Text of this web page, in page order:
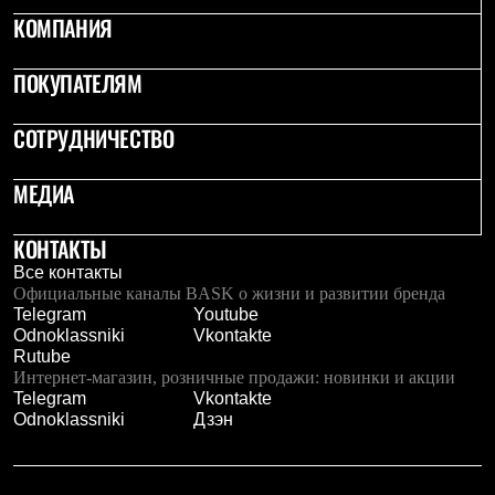
Теплое термобелье
Легкое термобелье
Лёгкая одежда
Рубашки
Толстовки
Брюки
Шорты
Утепленная пухом
Куртки
Брюки
Жилеты
Утепленная синтетикой
Куртки
Брюки
Штормовая одежда
Куртки
Софтшелл одежда
Брюки
КОМПАНИЯ
ПОКУПАТЕЛЯМ
СОТРУДНИЧЕСТВО
МЕДИА
КОНТАКТЫ
Все контакты
Официальные каналы BASK о жизни и развитии бренда
Telegram
Youtube
Odnoklassniki
Vkontakte
Rutube
Интернет-магазин, розничные продажи: новинки и акции
Telegram
Vkontakte
Odnoklassniki
Дзэн